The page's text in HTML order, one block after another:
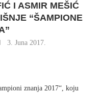
I ASMIR MEŠIĆ
“ŠAMPIONE
3. Juna 2017.
znanja 2017“, koju